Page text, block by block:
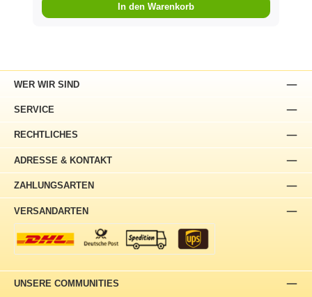
In den Warenkorb
ADRESSE & KONTAKT
WER WIR SIND
SERVICE
RECHTLICHES
ZAHLUNGSARTEN
VERSANDARTEN
UNSERE COMMUNITIES